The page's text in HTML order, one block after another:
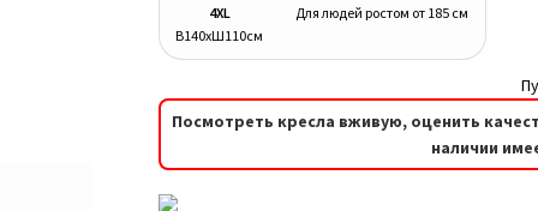
4XL
В140хШ110см
Для людей ростом от 185 см
Посмотреть кресла вживую, оценить
наличии